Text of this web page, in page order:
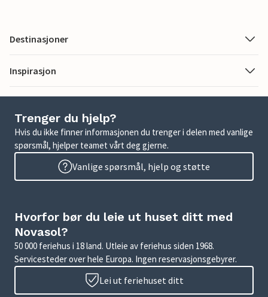
Destinasjoner
Inspirasjon
Trenger du hjelp?
Hvis du ikke finner informasjonen du trenger i delen med vanlige
spørsmål, hjelper teamet vårt deg gjerne.
Vanlige spørsmål, hjelp og støtte
Hvorfor bør du leie ut huset ditt med
Novasol?
50 000 feriehus i 18 land. Utleie av feriehus siden 1968.
Servicesteder over hele Europa. Ingen reservasjonsgebyrer.
Lei ut feriehuset ditt